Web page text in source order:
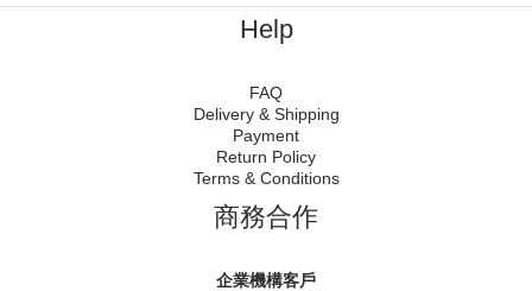
Help
FAQ
Delivery & Shipping
Payment
Return Policy
Terms & Conditions
商務合作
企業機構客戶